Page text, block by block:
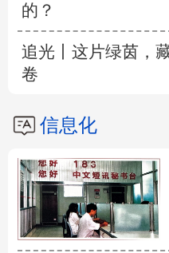
的？
追光丨这片绿茵，
卷
信息化